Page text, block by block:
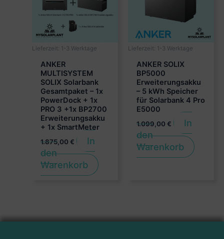
Lieferzeit: 1-3 Werktage
ANKER
MULTISYSTEM
SOLIX Solarbank
Gesamtpaket – 1x
PowerDock + 1x
PRO 3 +1x BP2700
Erweiterungsakku
+ 1x SmartMeter
1.875,00 €
In
den
Warenkorb
Lieferzeit: 1-3 Werktage
ANKER SOLIX
BP5000
Erweiterungsakku
– 5 kWh Speicher
für Solarbank 4 Pro
E5000
1.099,00 €
In
den
Warenkorb